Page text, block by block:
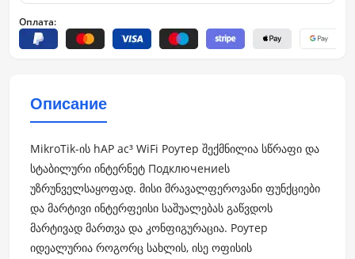
Оплата:
Описание
MikroTik-ის hAP ac³ WiFi Роутер შექმნილია სწრაფი და
სტაბილური ინტერნეტ Подключениеს
უზრუნველსაყოფად. მისი მრავალფეროვანი ფუნქციები
და მარტივი ინტერფეისი საშუალებას გაწვდოს
მარტივად მართვა და კონფიგურაცია. Роутер
იდეალურია როგორც სახლის, ისე ოფისის